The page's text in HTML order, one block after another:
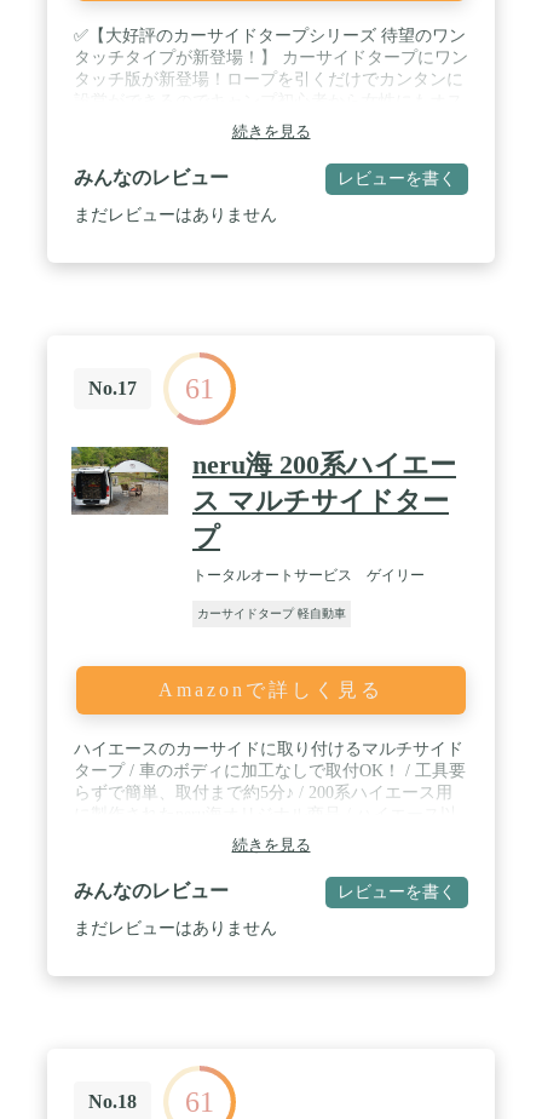
ー カーサイドタープ カーサイドタープ張り方 カー
サイドテント カーサイドリビング カーテント サイ
ドオーニング サイドタープ テントオーニング
✅【大好評のカーサイドタープシリーズ 待望のワン
タッチタイプが新登場！】 カーサイドタープにワン
タッチ版が新登場！ロープを引くだけでカンタンに
スメです。 ✅【キャンプ初心者や女子キャンプに
も！ (約)15秒で簡単に組み立て可能！】 組み立ての
所要時間は(約)15秒！タープを広げてロープを引く
だけなので女性にも◎設営時間を省きたい方にもピ
ッタリです。 / ✅【レバーを下ろして固定するだ
に合わせて3か所あります。幅140cm/160cm/180cmか
ら選べます。 / ✅【別売りのテントポールでキャノ
ピーとして テントポールでレイアウトを楽しむ！】
別売りのテントポールでキャノピー使用が可能。テ
ントポールでタープを跳ね上げることで、広々とス
ペースを使うことができます。また、カーサイドタ
ープのみで使用もできます。 ✅【UVカット＆耐水
圧1,500mm以上 アウトドアに安心の機能性】 日本
国内で品質試験を実施しており、 テントの耐水圧は
ングで、 紫外線保護指数は最上ランクのUPF50＋の
1,500mmと言われています。 / ✅【商品詳細/ワンタ
(約)230cm×280cm・収納時 : (約)87cm×13cm×13cm■
材質：・生地 : ポリエステル・フレームポール : グ
ラスファイバー■重量：(約)2.2kg■耐水圧：1,500mm
×4・ロープ×4・専用収納バッグ×1・取扱説明書(日
本語)■※商品は、モニターによって色合いが異なっ
て見える場合があります。 また、仕様・デザインは
んな商品をお探しの方に] カーサイドオーニング カ
ント カーサイドオーニング カーサイドスクリーン
耐久性 カーサイドシェルター カーサイドシェルタ
ー カーサイドタープ カーサイドタープ張り方 カー
ドオーニング サイドタープ テントオーニング
続きを見る
みんなのレビュー レビューを書く
まだレビューはありません
No.17 61
neru海 200系ハイエー
ス マルチサイドター
プ
トータルオートサービス ゲイリー
カーサイドタープ 軽自動車
Amazonで詳しく見る
ハイエースのカーサイドに取り付けるマルチサイド
タープ / 車のボディに加工なしで取付OK！ / 工具要
らずで簡単、取付まで約5分♪ / 200系ハイエース用
外でもルーフレールのある車種には取付可能！
続きを見る
みんなのレビュー レビューを書く
まだレビューはありません
No.18 61